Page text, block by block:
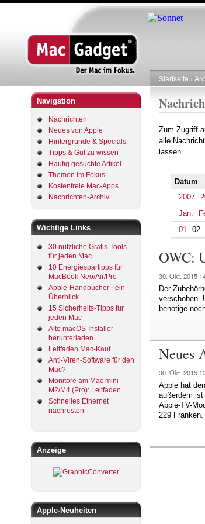
Navigation
Nachrichten
Neues von Apple
Hintergründe & Specials
Tipps & Gut zu wissen
Häufig gesuchte Artikel
Themen im Fokus
Kostenfreie Mac-Apps
Nachrichten-Archiv
Wichtige Links
30 nützliche Gratis-Tools
für jeden Mac
10 Energiespartipps für
MacBook Neo/Air/Pro
Apple-Handbücher - ein
Überblick
15 Sicherheits-Tipps für
jeden Mac
Alte macOS-Installer
herunterladen
Leitfaden Mac-Kauf
Anti-Viren-Software für den
Mac?
Monitore am Mac mini
M2/M4 (Pro): Leitfaden
Schnelles Ethernet
nachrüsten
Anzeige
Apple-Neuheiten
Startseite
Zum Zugriff
alle
lassen.
Datum
2007
Jan.
01
02
OWC:
30. Okt. 2015
Der
verschoben.
benötige
Neues
30. Okt. 2015
Apple hat
außerdem
Apple-TV-
229 Franken.